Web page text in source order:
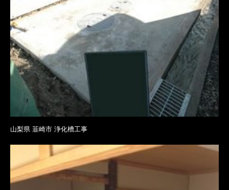
山梨県 韮崎市 浄化槽工事